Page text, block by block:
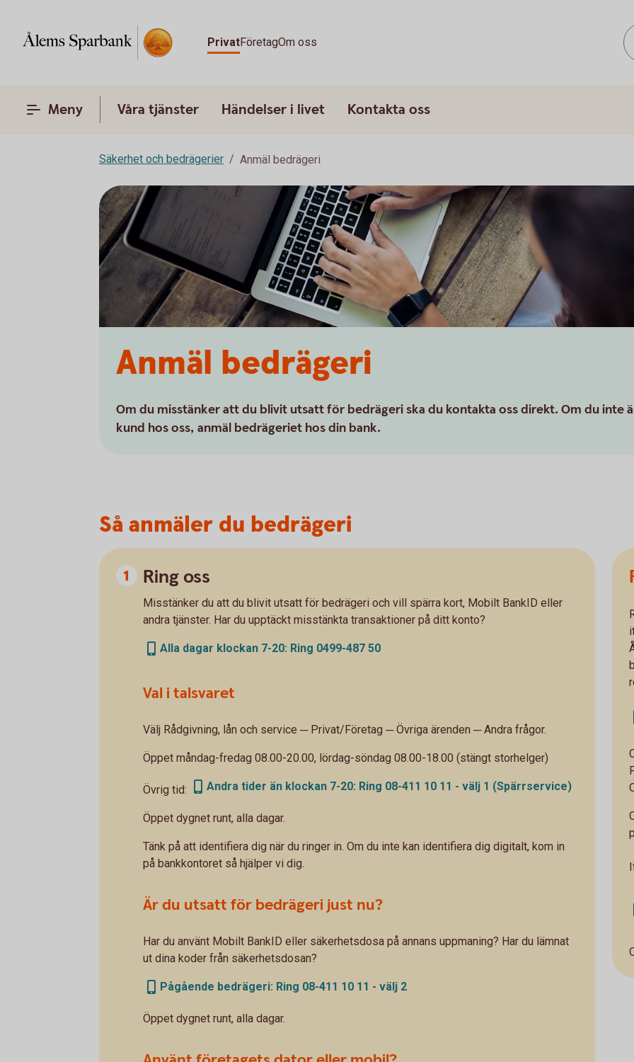
PrivatFöretagOm oss
Meny Våra tjänster Händelser i livet Kontakta oss
Säkerhet och bedrägerier Anmäl bedrägeri
Anmäl bedrägeri
Om du misstänker att du blivit utsatt för bedrägeri ska du kontakta oss direkt. Om du inte
kund hos oss, anmäl bedrägeriet hos din bank.
Så anmäler du bedrägeri
Ring oss
Misstänker du att du blivit utsatt för bedrägeri och vill spärra kort, Mobilt BankID eller
andra tjänster. Har du upptäckt misstänkta transaktioner på ditt konto?
Alla dagar klockan 7-20: Ring 0499-487 50
Val i talsvaret
Välj Rådgivning, lån och service ─ Privat/Företag ─ Övriga ärenden ─ Andra frågor.
Öppet måndag-fredag 08.00-20.00, lördag-söndag 08.00-18.00 (stängt storhelger)
Övrig tid: Andra tider än klockan 7-20: Ring 08-411 10 11 - välj 1 (Spärrservice)
Öppet dygnet runt, alla dagar.
Tänk på att identifiera dig när du ringer in. Om du inte kan identifiera dig digitalt, kom in
på bankkontoret så hjälper vi dig.
Är du utsatt för bedrägeri just nu?
Har du använt Mobilt BankID eller säkerhetsdosa på annans uppmaning? Har du lämnat
ut dina koder från säkerhetsdosan?
Pågående bedrägeri: Ring 08-411 10 11 - välj 2
Öppet dygnet runt, alla dagar.